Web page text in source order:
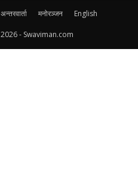
अन्तरवार्ता मनोरञ्जन English
2026 - Swaviman.com